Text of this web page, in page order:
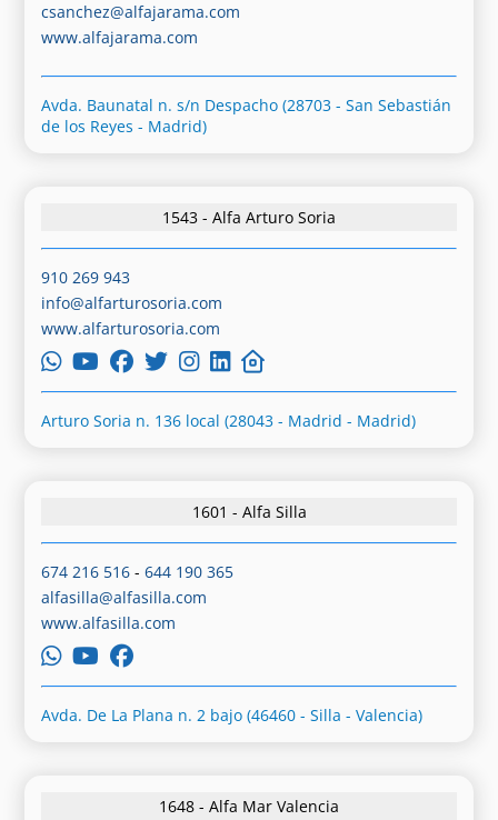
csanchez@alfajarama.com
www.alfajarama.com
Avda. Baunatal n. s/n Despacho (28703 - San Sebastián
de los Reyes - Madrid)
1543 - Alfa Arturo Soria
910 269 943
info@alfarturosoria.com
www.alfarturosoria.com
Arturo Soria n. 136 local (28043 - Madrid - Madrid)
1601 - Alfa Silla
674 216 516 -644 190 365
alfasilla@alfasilla.com
www.alfasilla.com
Avda. De La Plana n. 2 bajo (46460 - Silla - Valencia)
1648 - Alfa Mar Valencia